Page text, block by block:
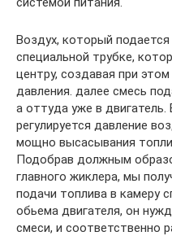
Воздух, который
специальной трубке,
центру, создавая при
давления. далее смесь
а оттуда уже в двигатель.
регулируется давление
мощно высасывания
Подобрав должным
главного жиклера, мы
подачи топлива в камеру
обьема двигателя, он
смеси, и соответственно